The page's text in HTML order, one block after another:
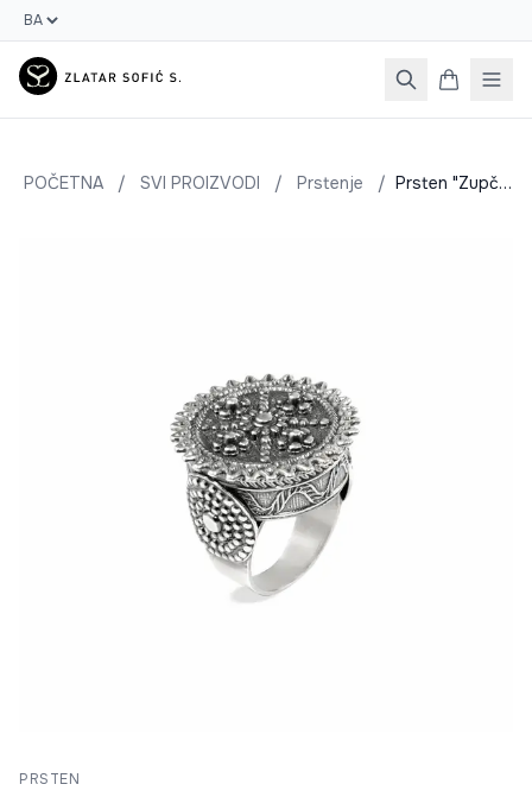
POČETNA / SVI PROIZVODI / Prstenje / Prsten "Zupčanik"
PRSTEN